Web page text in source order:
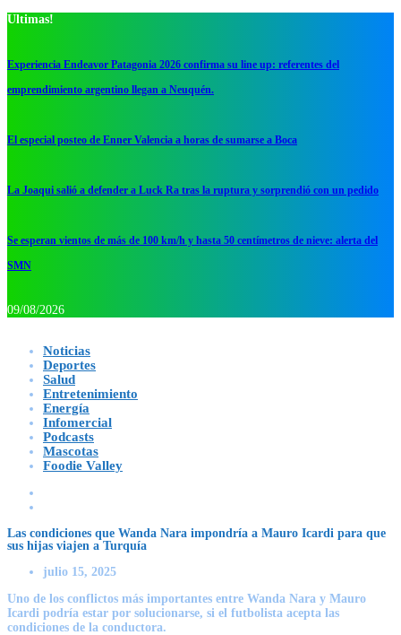
Ultimas!
Experiencia Endeavor Patagonia 2026 confirma su line up: referentes del
emprendimiento argentino llegan a Neuquén.
El especial posteo de Enner Valencia a horas de sumarse a Boca
La Joaqui salió a defender a Luck Ra tras la ruptura y sorprendió con un pedido
Se esperan vientos de más de 100 km/h y hasta 50 centímetros de nieve: alerta del
SMN
09/08/2026
Noticias
Deportes
Salud
Entretenimiento
Energía
Infomercial
Podcasts
Mascotas
Foodie Valley
Las condiciones que Wanda Nara impondría a Mauro Icardi para que
sus hijas viajen a Turquía
julio 15, 2025
Uno de los conflictos más importantes entre Wanda Nara y Mauro
Icardi podría estar por solucionarse, si el futbolista acepta las
condiciones de la conductora.